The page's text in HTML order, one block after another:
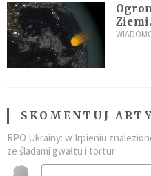
SKOMENTUJ
RPO Ukrainy: w Irpieniu
ze śladami gwałtu i tortur